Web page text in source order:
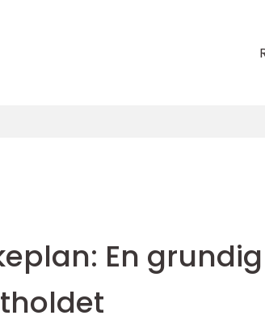
En grundig